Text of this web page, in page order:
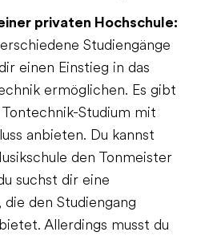
privaten Hochschule:
Studiengänge
einen Einstieg in das
ermöglichen. Es gibt
Studium mit
anbieten. Du kannst
den Tonmeister
suchst dir eine
die den Studiengang
Allerdings musst du